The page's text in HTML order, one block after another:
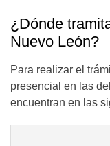
¿Dónde
Nuevo León?
Para realizar el
presencial en las
encuentran en las